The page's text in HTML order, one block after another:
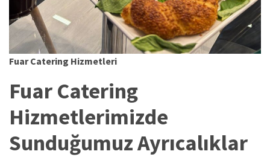
Fuar Catering Hizmetleri
Fuar Catering
Hizmetlerimizde
Sunduğumuz Ayrıcalıklar